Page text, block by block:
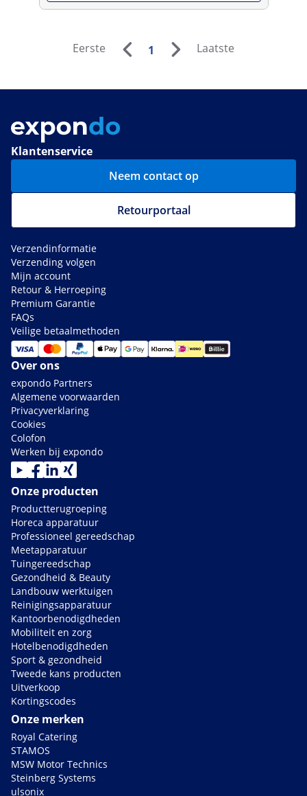
Eerste 1 Laatste
Klantenservice
Neem contact op
Retourportaal
Verzendinformatie
Verzending volgen
Mijn account
Retour & Herroeping
Premium Garantie
FAQs
Veilige betaalmethoden
Over ons
expondo Partners
Algemene voorwaarden
Privacyverklaring
Cookies
Colofon
Werken bij expondo
Onze producten
Productterugroeping
Horeca apparatuur
Professioneel gereedschap
Meetapparatuur
Tuingereedschap
Gezondheid & Beauty
Landbouw werktuigen
Reinigingsapparatuur
Kantoorbenodigdheden
Mobiliteit en zorg
Hotelbenodigdheden
Sport & gezondheid
Tweede kans producten
Uitverkoop
Kortingscodes
Onze merken
Royal Catering
STAMOS
MSW Motor Technics
Steinberg Systems
ulsonix